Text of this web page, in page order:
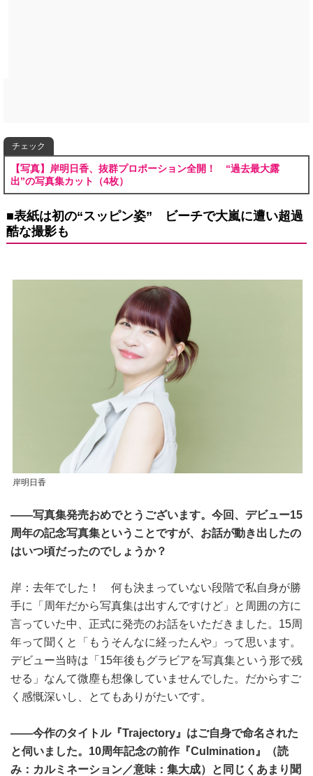
チェック
【写真】岸明日香、抜群プロポーション全開！ “過去最大露
出”の写真集カット（4枚）
■表紙は初の“スッピン姿” ビーチで大嵐に遭い超過
酷な撮影も
岸明日香
――写真集発売おめでとうございます。今回、デビュー15
周年の記念写真集ということですが、お話が動き出したの
はいつ頃だったのでしょうか？
岸：去年でした！ 何も決まっていない段階で私自身が勝
手に「周年だから写真集は出すんですけど」と周囲の方に
言っていた中、正式に発売のお話をいただきました。15周
年って聞くと「もうそんなに経ったんや」って思います。
デビュー当時は「15年後もグラビアを写真集という形で残
せる」なんて微塵も想像していませんでした。だからすご
く感慨深いし、とてもありがたいです。
――今作のタイトル『Trajectory』はご自身で命名された
と伺いました。10周年記念の前作『Culmination』（読
み：カルミネーション／意味：集大成）と同じくあまり聞